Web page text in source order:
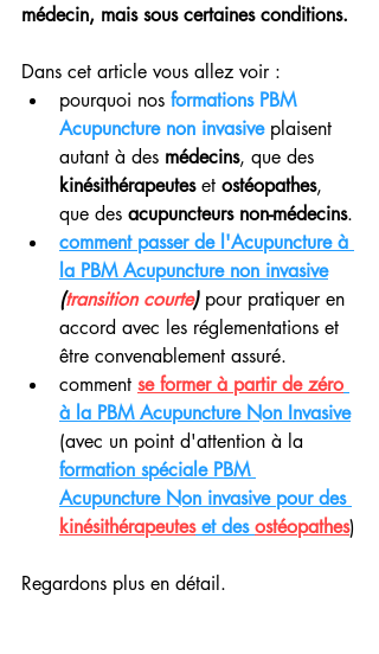
médecin, mais sous certaines conditions.
Dans cet article vous allez voir :
pourquoi nos formations PBM
Acupuncture non invasive plaisent
autant à des médecins, que des
kinésithérapeutes et ostéopathes,
que des acupuncteurs non-médecins.
comment passer de l'Acupuncture à
la PBM Acupuncture non invasive
(transition courte) pour pratiquer en
accord avec les réglementations et
être convenablement assuré.
comment se former à partir de zéro
à la PBM Acupuncture Non Invasive
(avec un point d'attention à la
formation spéciale PBM
Acupuncture Non invasive pour des
kinésithérapeutes et des ostéopathes)
Regardons plus en détail.